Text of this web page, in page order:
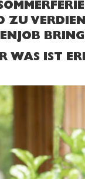
ZU
WAS IST